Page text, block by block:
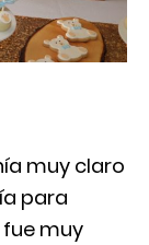
muy claro
para
muy